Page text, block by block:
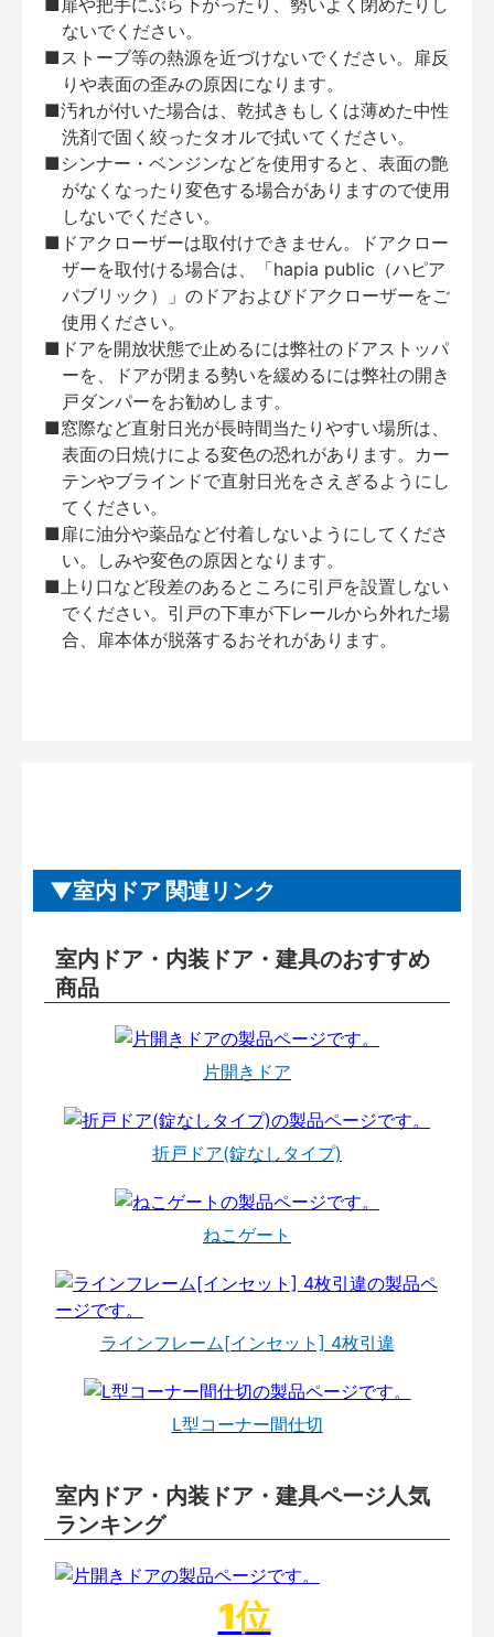
■扉や把手にぶら下がったり、勢いよく閉めたりし
ないでください。
■ストーブ等の熱源を近づけないでください。扉反
りや表面の歪みの原因になります。
■汚れが付いた場合は、乾拭きもしくは薄めた中性
洗剤で固く絞ったタオルで拭いてください。
■シンナー・ベンジンなどを使用すると、表面の艶
がなくなったり変色する場合がありますので使用
しないでください。
■ドアクローザーは取付けできません。ドアクロー
ザーを取付ける場合は、「hapia public（ハピア
パブリック）」のドアおよびドアクローザーをご
使用ください。
■ドアを開放状態で止めるには弊社のドアストッパ
ーを、ドアが閉まる勢いを緩めるには弊社の開き
戸ダンパーをお勧めします。
■窓際など直射日光が長時間当たりやすい場所は、
表面の日焼けによる変色の恐れがあります。カー
テンやブラインドで直射日光をさえぎるようにし
てください。
■扉に油分や薬品など付着しないようにしてくださ
い。しみや変色の原因となります。
■上り口など段差のあるところに引戸を設置しない
でください。引戸の下車が下レールから外れた場
合、扉本体が脱落するおそれがあります。
室内ドア 関連リンク
室内ドア・内装ドア・建具のおすすめ
商品
片開きドア
折戸ドア(錠なしタイプ)
ねこゲート
ラインフレーム[インセット] 4枚引違
L型コーナー間仕切
室内ドア・内装ドア・建具ページ人気
ランキング